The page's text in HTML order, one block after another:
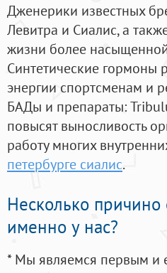
Дженерики известных
Левитра и Сиалис, а
жизни более
Синтетические гормоны
энергии спортсменам и
БАДы и препараты:
повысят выносливость
работу многих
петербурге сиалис.
Несколько
именно у нас?
* Мы являемся первым и